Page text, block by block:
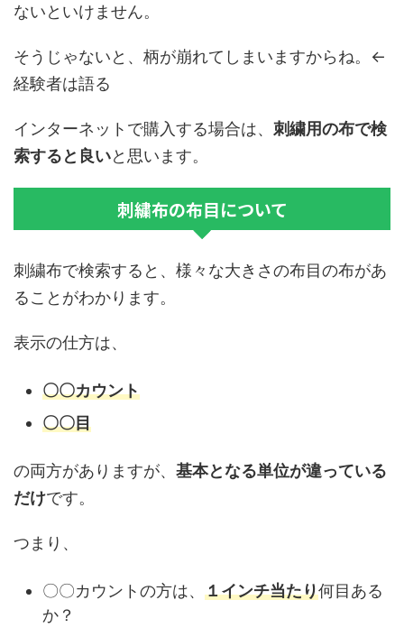
ないといけません。
そうじゃないと、柄が崩れてしまいますからね。←
経験者は語る
インターネットで購入する場合は、 刺繍用の布で検
索すると良いと思います。
刺繍布の布目について
刺繍布で検索すると、様々な大きさの布目の布があ
ることがわかります。
表示の仕方は、
〇〇カウント
〇〇目
の両方がありますが、 基本となる単位が違っている
だけです。
つまり、
〇〇カウントの方は、 １インチ当たり何目ある
か？